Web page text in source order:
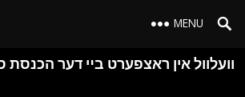
MENU
וועלוול אין ראצפערט בײ דער